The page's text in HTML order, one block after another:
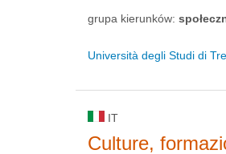
grupa kierunków:
Università degli Studi di
IT
Culture,